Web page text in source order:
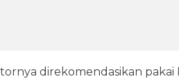
direkomendasikan pakai